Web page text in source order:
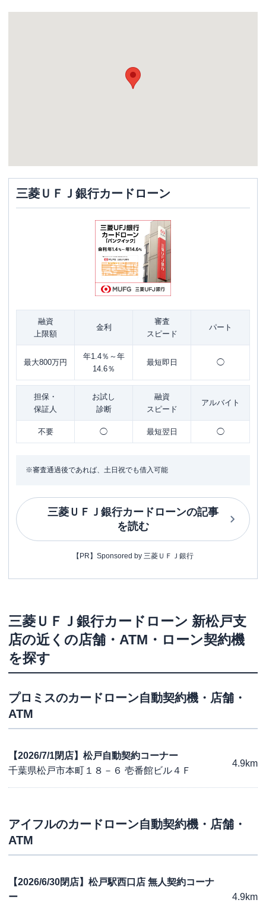
三菱ＵＦＪ銀行カードローン
融資
上限額
金利
審査
スピード
パート
最大800万円
年1.4％～年
14.6％
最短即日 ◯
担保・
保証人
お試し
診断
融資
スピード
アルバイト
不要 ◯ 最短翌日 ◯
※審査通過後であれば、土日祝でも借入可能
三菱ＵＦＪ銀行カードローンの記事
を読む
【PR】Sponsored by 三菱ＵＦＪ銀行
三菱ＵＦＪ銀行カードローン 新松戸支
店の近くの店舗・ATM・ローン契約機
を探す
プロミスのカードローン自動契約機・店舗・
ATM
【2026/7/1閉店】松戸自動契約コーナー
千葉県松戸市本町１８－６ 壱番館ビル４Ｆ
4.9km
アイフルのカードローン自動契約機・店舗・
ATM
【2026/6/30閉店】松戸駅西口店 無人契約コーナ
ー
4.9km